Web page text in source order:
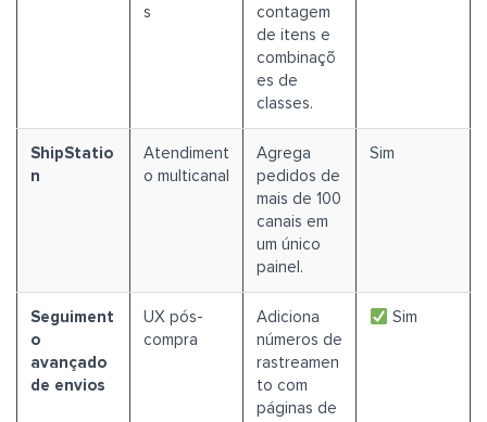
s
contagem
de itens e
combinaçõ
es de
classes.
ShipStatio
n
Atendiment
o multicanal
Agrega
pedidos de
mais de 100
canais em
um único
painel.
Sim
Seguiment
o
avançado
de envios
UX pós-
compra
Adiciona
números de
rastreamen
to com
páginas de
Sim